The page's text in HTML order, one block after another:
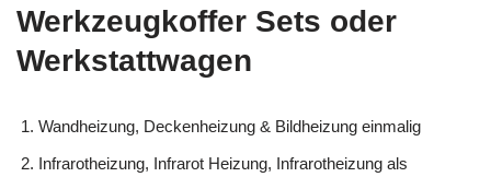
Werkzeugkoffer Sets oder
Werkstattwagen
Wandheizung, Deckenheizung & Bildheizung einmalig
Infrarotheizung, Infrarot Heizung, Infrarotheizung als